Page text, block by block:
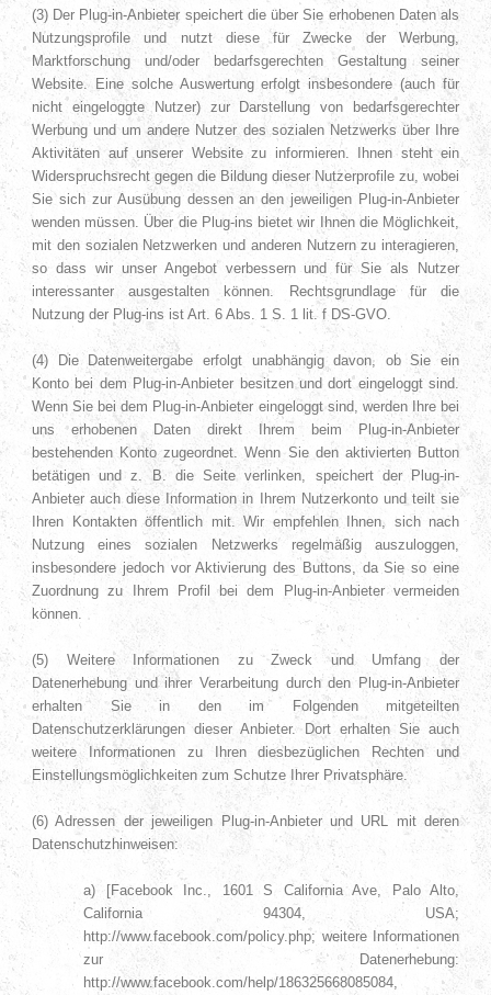
(3) Der Plug-in-Anbieter speichert die über Sie erhobenen Daten als
Nutzungsprofile und nutzt diese für Zwecke der Werbung,
Marktforschung und/oder bedarfsgerechten Gestaltung seiner
Website. Eine solche Auswertung erfolgt insbesondere (auch für
nicht eingeloggte Nutzer) zur Darstellung von bedarfsgerechter
Werbung und um andere Nutzer des sozialen Netzwerks über Ihre
Aktivitäten auf unserer Website zu informieren. Ihnen steht ein
Widerspruchsrecht gegen die Bildung dieser Nutzerprofile zu, wobei
Sie sich zur Ausübung dessen an den jeweiligen Plug-in-Anbieter
wenden müssen. Über die Plug-ins bietet wir Ihnen die Möglichkeit,
mit den sozialen Netzwerken und anderen Nutzern zu interagieren,
so dass wir unser Angebot verbessern und für Sie als Nutzer
interessanter ausgestalten können. Rechtsgrundlage für die
Nutzung der Plug-ins ist Art. 6 Abs. 1 S. 1 lit. f DS-GVO.
(4) Die Datenweitergabe erfolgt unabhängig davon, ob Sie ein
Konto bei dem Plug-in-Anbieter besitzen und dort eingeloggt sind.
Wenn Sie bei dem Plug-in-Anbieter eingeloggt sind, werden Ihre bei
uns erhobenen Daten direkt Ihrem beim Plug-in-Anbieter
bestehenden Konto zugeordnet. Wenn Sie den aktivierten Button
betätigen und z. B. die Seite verlinken, speichert der Plug-in-
Anbieter auch diese Information in Ihrem Nutzerkonto und teilt sie
Ihren Kontakten öffentlich mit. Wir empfehlen Ihnen, sich nach
Nutzung eines sozialen Netzwerks regelmäßig auszuloggen,
insbesondere jedoch vor Aktivierung des Buttons, da Sie so eine
Zuordnung zu Ihrem Profil bei dem Plug-in-Anbieter vermeiden
können.
(5) Weitere Informationen zu Zweck und Umfang der
Datenerhebung und ihrer Verarbeitung durch den Plug-in-Anbieter
erhalten Sie in den im Folgenden mitgeteilten
Datenschutzerklärungen dieser Anbieter. Dort erhalten Sie auch
weitere Informationen zu Ihren diesbezüglichen Rechten und
Einstellungsmöglichkeiten zum Schutze Ihrer Privatsphäre.
(6) Adressen der jeweiligen Plug-in-Anbieter und URL mit deren
Datenschutzhinweisen:
a) [Facebook Inc., 1601 S California Ave, Palo Alto,
California 94304, USA;
http://www.facebook.com/policy.php; weitere Informationen
zur Datenerhebung:
http://www.facebook.com/help/186325668085084,